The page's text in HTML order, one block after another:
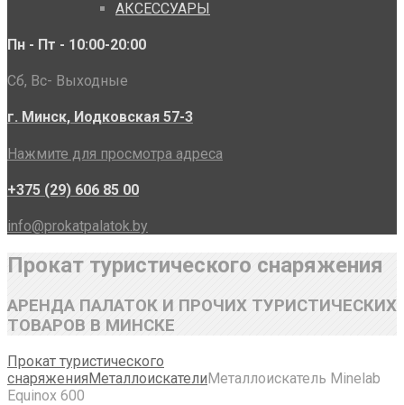
АКСЕССУАРЫ
Пн - Пт - 10:00-20:00
Сб, Вс- Выходные
г. Минск, Иодковская 57-3
Нажмите для просмотра адреса
+375 (29) 606 85 00
info@prokatpalatok.by
Прокат туристического снаряжения
АРЕНДА ПАЛАТОК И ПРОЧИХ ТУРИСТИЧЕСКИХ
ТОВАРОВ В МИНСКЕ
Прокат туристического
снаряженияМеталлоискателиМеталлоискатель Minelab
Equinox 600